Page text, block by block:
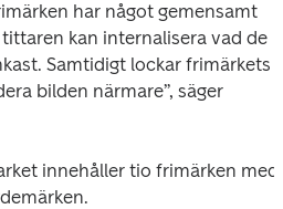
har något gemensamt
kan internalisera vad de
Samtidigt lockar frimärkets
bilden närmare”, säger
innehåller tio frimärken med